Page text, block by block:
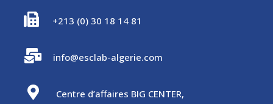
 +213 (0) 30 18 14 81
 info@esclab-algerie.com
 Centre d’affaires BIG CENTER,